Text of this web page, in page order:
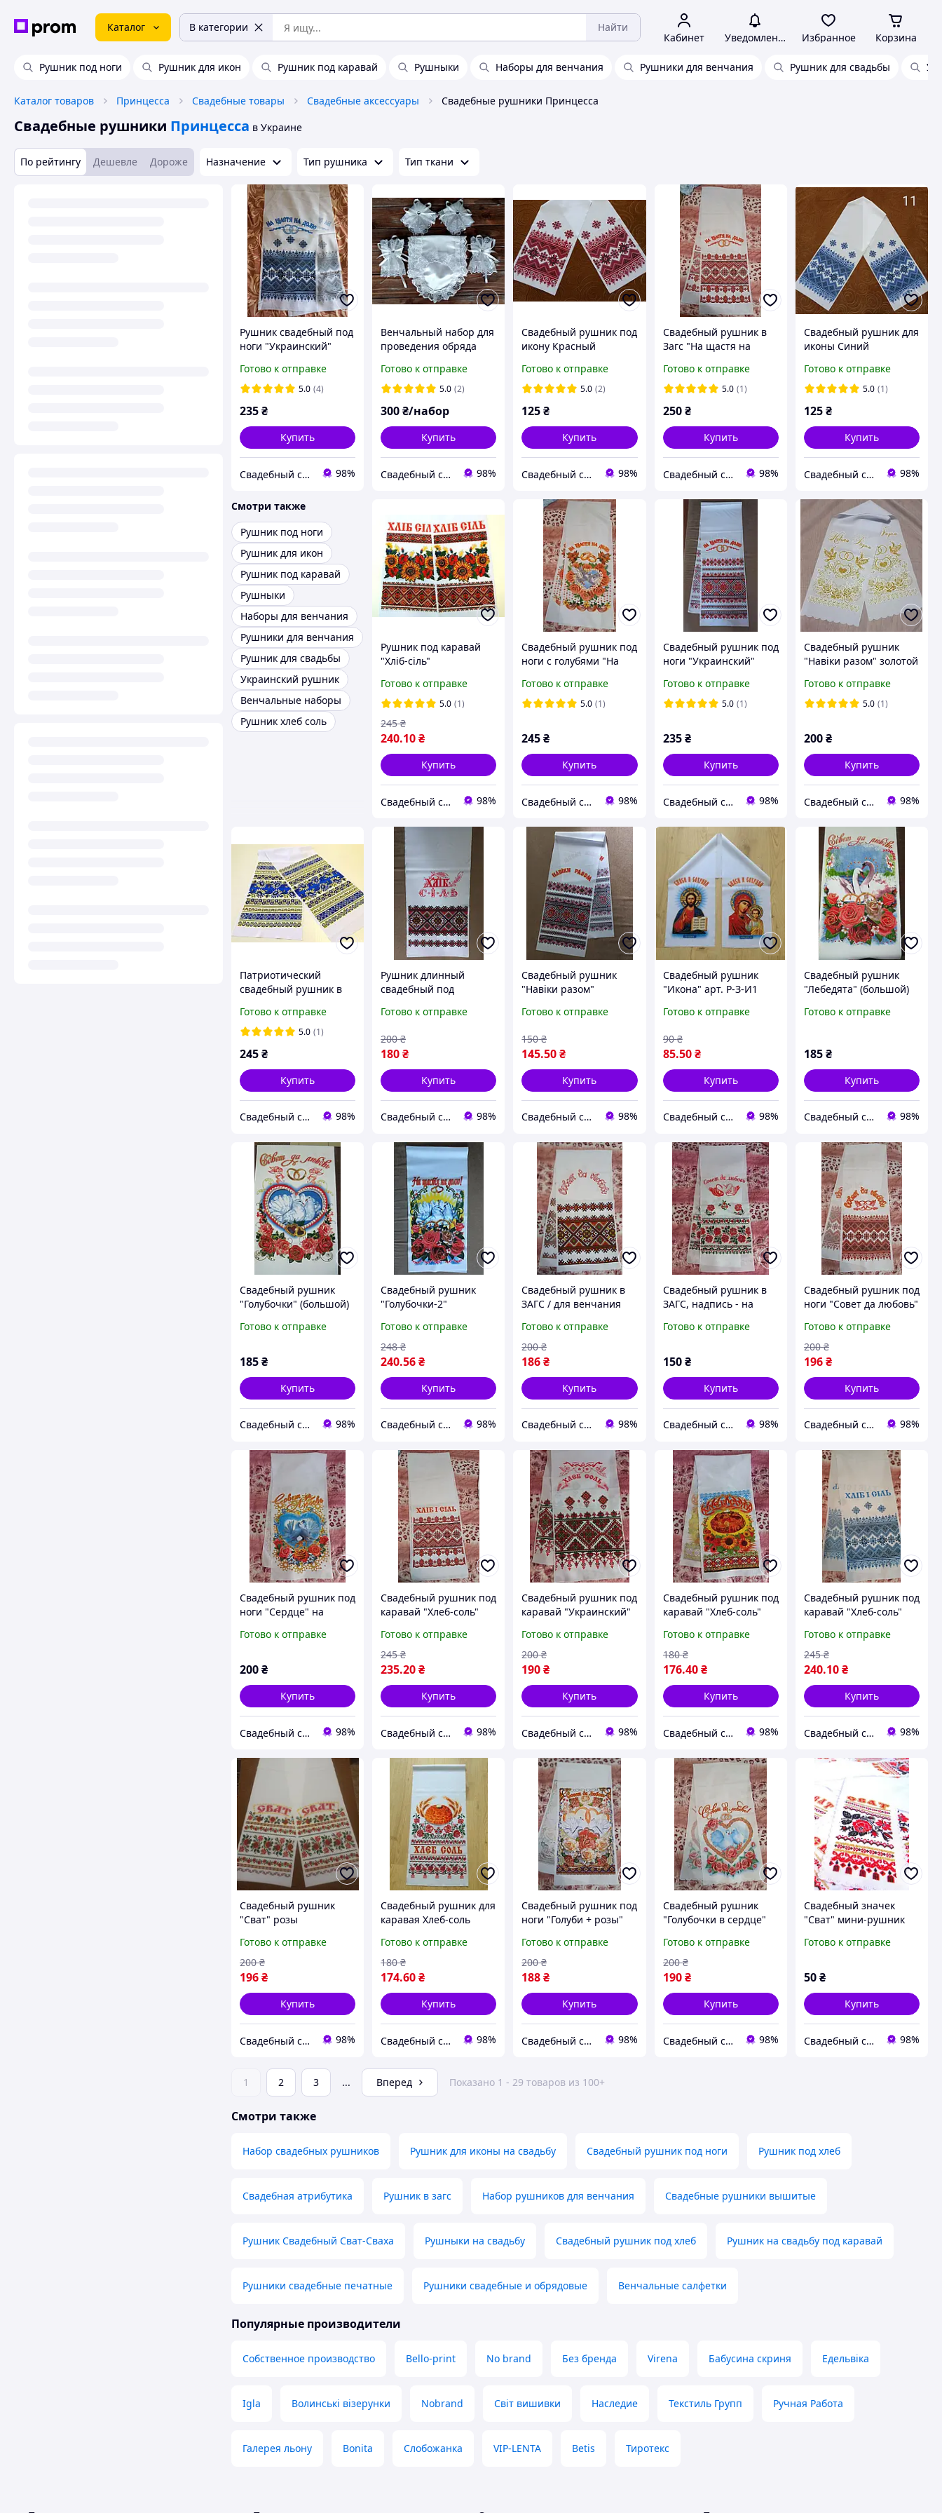
Каталог В категории Найти
Кабинет Уведомления Избранное Корзина
Рушник под ноги Рушник для икон Рушник под каравай Рушныки Наборы для венчания Рушники для венчания Рушник для свадьбы
Каталог товаров Принцесса Свадебные товары Свадебные аксессуары Свадебные рушники Принцесса
Свадебные рушники Принцесса в Украине
По рейтингу Дешевле Дороже Назначение Тип рушника Тип ткани
Рушник свадебный под
ноги "Украинский"
Готово к отправке
5.0 (4)
235₴
Купить
Свадебный салон "ПРИНЦЕССА" 98%
Венчальный набор для
проведения обряда
ассорт.)
Готово к отправке
5.0 (2)
300₴/набор
Купить
Свадебный салон "ПРИНЦЕССА" 98%
Свадебный рушник под
икону Красный
Готово к отправке
5.0 (2)
125₴
Купить
Свадебный салон "ПРИНЦЕССА" 98%
Свадебный рушник в
Загс "На щастя на
Готово к отправке
5.0 (1)
250 ₴
Купить
Свадебный салон "ПРИНЦЕССА" 98%
Свадебный рушник для
иконы Синий
Готово к отправке
5.0 (1)
125₴
Купить
Свадебный салон "ПРИНЦЕССА" 98%
Смотри также
Рушник под ноги
Рушник для икон
Рушник под каравай
Рушныки
Наборы для венчания
Рушники для венчания
Рушник для свадьбы
Украинский рушник
Венчальные наборы
Рушник хлеб соль
Рушник под каравай
"Хліб-сіль"
Готово к отправке
5.0 (1)
240.10₴
245 ₴
Купить
Свадебный салон "ПРИНЦЕССА" 98%
Свадебный рушник под
ноги с голубями "На
Готово к отправке
5.0 (1)
245₴
Купить
Свадебный салон "ПРИНЦЕССА" 98%
Свадебный рушник под
ноги "Украинский"
Готово к отправке
5.0 (1)
235 ₴
Купить
Свадебный салон "ПРИНЦЕССА" 98%
Свадебный рушник
"Навіки разом" золотой
связывания рук или -
под икону
Готово к отправке
5.0 (1)
200₴
Купить
Свадебный салон "ПРИНЦЕССА" 98%
Патриотический
свадебный рушник в
Готово к отправке
5.0 (1)
245₴
Купить
Свадебный салон "ПРИНЦЕССА" 98%
Рушник длинный
свадебный под
Готово к отправке
180₴
200 ₴
Купить
Свадебный салон "ПРИНЦЕССА" 98%
Свадебный рушник
"Навіки разом"
Готово к отправке
145.50₴
150 ₴
Купить
Свадебный салон "ПРИНЦЕССА" 98%
Свадебный рушник
"Икона" арт. Р-З-И1
Готово к отправке
85.50 ₴
90 ₴
Купить
Свадебный салон "ПРИНЦЕССА" 98%
Свадебный рушник
"Лебедята" (большой)
Готово к отправке
185₴
Купить
Свадебный салон "ПРИНЦЕССА" 98%
Свадебный рушник
"Голубочки" (большой)
Готово к отправке
185₴
Купить
Свадебный салон "ПРИНЦЕССА" 98%
Свадебный рушник
"Голубочки-2"
Готово к отправке
240.56₴
248 ₴
Купить
Свадебный салон "ПРИНЦЕССА" 98%
Свадебный рушник в
ЗАГС / для венчания
(росс.надпись)
Готово к отправке
186₴
200 ₴
Купить
Свадебный салон "ПРИНЦЕССА" 98%
Свадебный рушник в
ЗАГС, надпись - на
Готово к отправке
150 ₴
Купить
Свадебный салон "ПРИНЦЕССА" 98%
Свадебный рушник под
ноги "Совет да любовь"
Готово к отправке
196₴
200 ₴
Купить
Свадебный салон "ПРИНЦЕССА" 98%
Свадебный рушник под
ноги "Сердце" на
Готово к отправке
200₴
Купить
Свадебный салон "ПРИНЦЕССА" 98%
Свадебный рушник под
каравай "Хлеб-соль"
Готово к отправке
235.20₴
245 ₴
Купить
Свадебный салон "ПРИНЦЕССА" 98%
Свадебный рушник под
каравай "Украинский"
Готово к отправке
190₴
200 ₴
Купить
Свадебный салон "ПРИНЦЕССА" 98%
Свадебный рушник под
каравай "Хлеб-соль"
русск.языке
Готово к отправке
176.40 ₴
180 ₴
Купить
Свадебный салон "ПРИНЦЕССА" 98%
Свадебный рушник под
каравай "Хлеб-соль"
Готово к отправке
240.10₴
245 ₴
Купить
Свадебный салон "ПРИНЦЕССА" 98%
Свадебный рушник
"Сват" розы
Готово к отправке
196₴
200 ₴
Купить
Свадебный салон "ПРИНЦЕССА" 98%
Свадебный рушник для
каравая Хлеб-соль
(рос.надпись)
Готово к отправке
174.60₴
180 ₴
Купить
Свадебный салон "ПРИНЦЕССА" 98%
Свадебный рушник под
ноги "Голуби + розы"
Готово к отправке
188₴
200 ₴
Купить
Свадебный салон "ПРИНЦЕССА" 98%
Свадебный рушник
"Голубочки в сердце"
Готово к отправке
190 ₴
200 ₴
Купить
Свадебный салон "ПРИНЦЕССА" 98%
Свадебный значек
"Сват" мини-рушник
Готово к отправке
50₴
Купить
Свадебный салон "ПРИНЦЕССА" 98%
1 2 3 ... Вперед Показано 1 - 29 товаров из 100+
Смотри также
Набор свадебных рушников Рушник для иконы на свадьбу Свадебный рушник под ноги Рушник под хлеб
Свадебная атрибутика Рушник в загс Набор рушников для венчания Свадебные рушники вышитые
Рушник Свадебный Сват-Сваха Рушныки на свадьбу Свадебный рушник под хлеб Рушник на свадьбу под каравай
Рушники свадебные печатные Рушники свадебные и обрядовые Венчальные салфетки
Популярные производители
Собственное производство Bello-print No brand Без бренда Virena Бабусина скриня Едельвіка
Igla Волинські візерунки Nobrand Світ вишивки Наследие Текстиль Групп Ручная Работа
Галерея льону Bonita Слобожанка VIP-LENTA Betis Тиротекс